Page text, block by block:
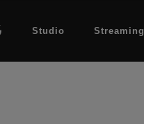
Studio Streaming